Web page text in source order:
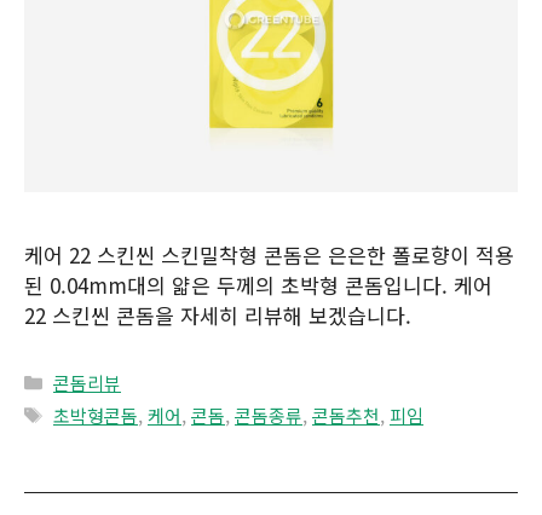
케어 22 스킨씬 스킨밀착형 콘돔은 은은한 폴로향이 적용
된 0.04mm대의 얇은 두께의 초박형 콘돔입니다. 케어
22 스킨씬 콘돔을 자세히 리뷰해 보겠습니다.
Categories
콘돔리뷰
Tags
초박형콘돔, 케어, 콘돔, 콘돔종류, 콘돔추천, 피임